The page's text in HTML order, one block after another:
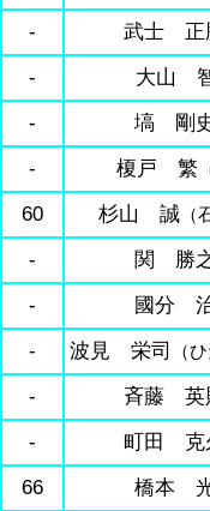
- 武士 正
- 大山
- 塙 剛
- 榎戸 繁
60 杉山 誠（
- 関 勝
- 國分
- 波見 栄司 （
- 斉藤 英
- 町田 克
66 橋本